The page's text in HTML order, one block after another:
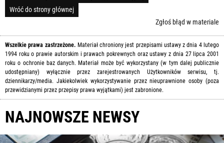
Wróć do strony głównej
Zgłoś błąd w materiale
Wszelkie prawa zastrzeżone. Materiał chroniony jest przepisami ustawy z dnia 4 lutego
1994 roku o prawie autorskim i prawach pokrewnych oraz ustawy z dnia 27 lipca 2001
roku o ochronie baz danych. Materiał może być wykorzystany (w tym dalej publicznie
udostępniany) wyłącznie przez zarejestrowanych Użytkowników serwisu, tj.
dziennikarzy/media. Jakiekolwiek wykorzystywanie przez nieuprawnione osoby (poza
przewidzianymi przez przepisy prawa wyjątkami) jest zabronione.
NAJNOWSZE NEWSY